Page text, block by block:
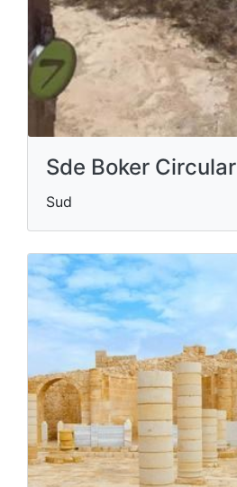
Sde Boker Circular
Sud